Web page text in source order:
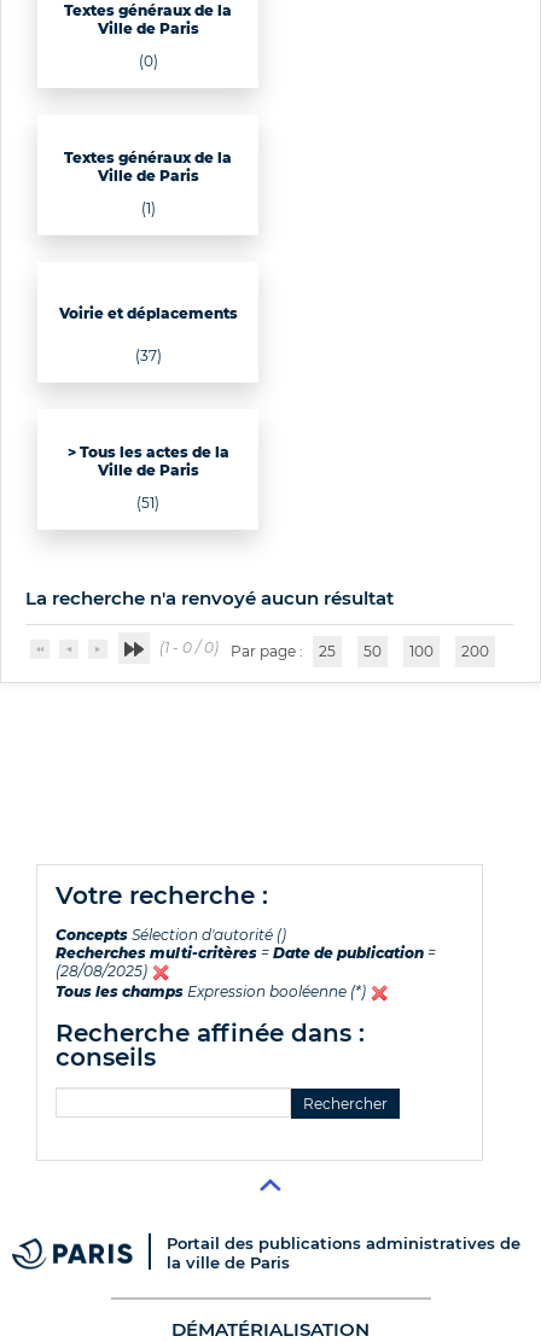
Textes généraux de la
Ville de Paris
(0)
Textes généraux de la
Ville de Paris
(1)
Voirie et déplacements
(37)
> Tous les actes de la
Ville de Paris
(51)
La recherche n'a renvoyé aucun résultat
(1 - 0 / 0) Par page : 25 50 100 200
votre recherche :
Concepts Sélection d'autorité ()
Recherches multi-critères = Date de publication =
(28/08/2025)
Tous les champs Expression booléenne (*)
recherche affinée dans :
conseils
Portail des publications administratives de
la ville de Paris
DÉMATÉRIALISATION